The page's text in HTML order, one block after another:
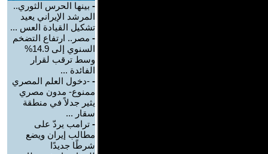
- بينها الحرس الثوري..
المرشد الإيراني يعيد
تشكيل القيادة العس ...
- مصر.. ارتفاع التضخم
السنوي إلى 14.9%
وسط ترقب لقرار
الفائدة ...
- -دخول العلم المصري
ممنوع- مدون مصري
يثير جدلاً في منطقة
سقار ...
- ترامب يردّ على
مطالب إيران ويضع
شرطًا جديدًا